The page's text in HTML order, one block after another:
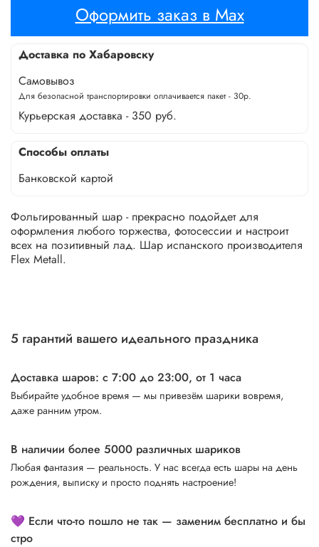
Оформить заказ в Max
Доставка по Хабаровску
Самовывоз
Для безопасной транспортировки оплачивается пакет - 30р.
Курьерская доставка - 350 руб.
Способы оплаты
Банковской картой
Фольгированный шар - прекрасно подойдет для
оформления любого торжества, фотосессии и настроит
всех на позитивный лад. Шар испанского производителя
Flex Metall.
5 гарантий вашего идеального праздника
Доставка шаров: с 7:00 до 23:00, от 1 часа
Выбирайте удобное время — мы привезём шарики вовремя,
даже ранним утром.
В наличии более 5000 различных шариков
Любая фантазия — реальность. У нас всегда есть шары на день
рождения, выписку и просто поднять настроение!
💜 Если что-то пошло не так — заменим бесплатно и бы
стро